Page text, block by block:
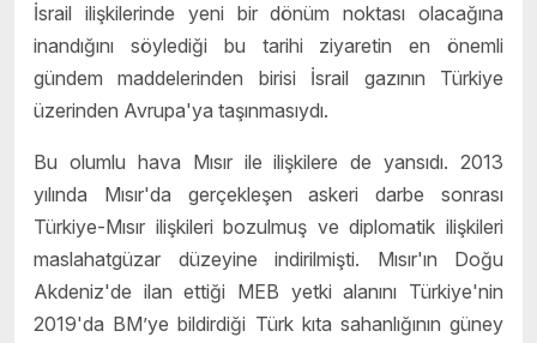
İsrail ilişkilerinde yeni bir dönüm noktası olacağına
inandığını söylediği bu tarihi ziyaretin en önemli
gündem maddelerinden birisi İsrail gazının Türkiye
üzerinden Avrupa'ya taşınmasıydı.
Bu olumlu hava Mısır ile ilişkilere de yansıdı. 2013
yılında Mısır'da gerçekleşen askeri darbe sonrası
Türkiye-Mısır ilişkileri bozulmuş ve diplomatik ilişkileri
maslahatgüzar düzeyine indirilmişti. Mısır'ın Doğu
Akdeniz'de ilan ettiği MEB yetki alanını Türkiye'nin
2019'da BM’ye bildirdiği Türk kıta sahanlığının güney